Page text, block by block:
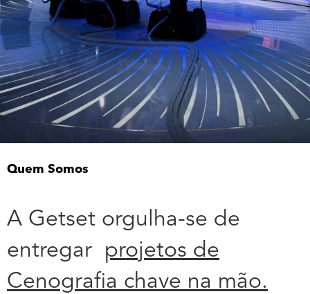
Quem Somos
A Getset orgulha-se de
entregar projetos de
Cenografia chave na mão.